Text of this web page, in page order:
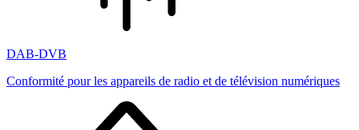
DAB-DVB
Conformité pour les appareils de radio et de télévision numériques